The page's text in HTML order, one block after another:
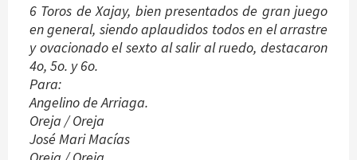
6 Toros deXajay, bien presentados de gran juego
en general, siendo aplaudidos todos en el arrastre
y ovacionado el sexto al salir al ruedo, destacaron
4o, 5o. y 6o.
Para:
Angelino de Arriaga.
Oreja / Oreja
José Mari Macías